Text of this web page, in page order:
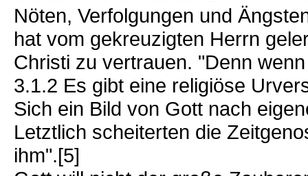
Nöten, Verfolgungen und
hat vom gekreuzigten Herrn
Christi zu vertrauen. "Denn
3.1.2 Es gibt eine religiöse
Sich ein Bild von Gott nach
Letztlich scheiterten die
ihm".[5]